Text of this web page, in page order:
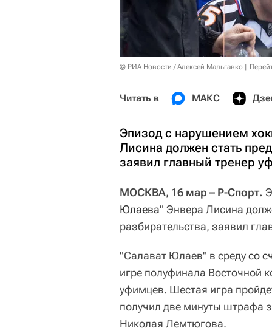
© РИА Новости / Алексей Мальгавко
Читать в МАКС
Эпизод с нарушением
Лисина должен стать
заявил главный тренер
МОСКВА, 16 мар – Р-Спорт.
Юлаева" Энвера Лисина
разбирательства, заявил
"Салават Юлаев" в средусо
игре полуфинала Восточной
уфимцев. Шестая игра
получил две минуты штрафа
Николая Лемтюгова.